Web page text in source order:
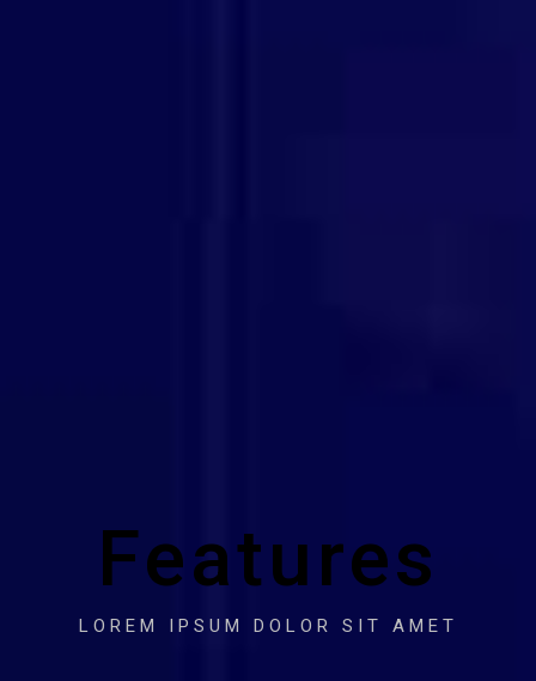
Features
LOREM IPSUM DOLOR SIT AMET